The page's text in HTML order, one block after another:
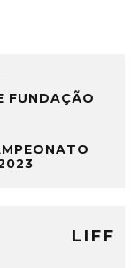
FUNDAÇÃO
LIFF